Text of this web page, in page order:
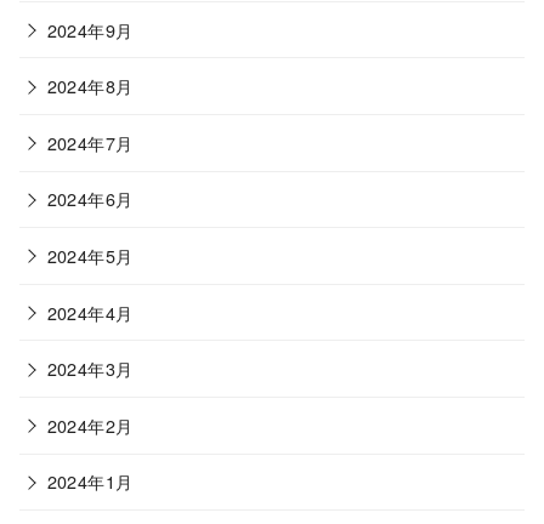
2024年9月
2024年8月
2024年7月
2024年6月
2024年5月
2024年4月
2024年3月
2024年2月
2024年1月